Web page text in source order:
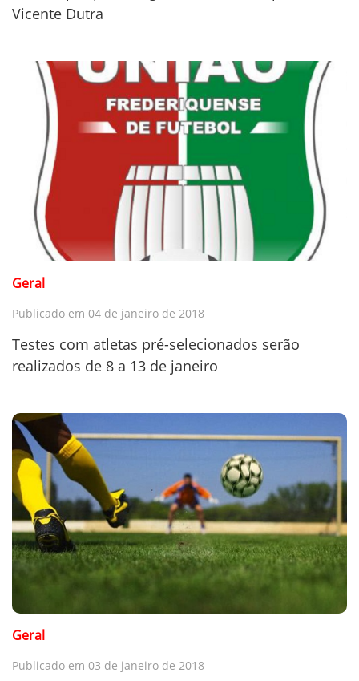
Vicente Dutra
Geral
Publicado em 04 de janeiro de 2018
Testes com atletas pré-selecionados serão
realizados de 8 a 13 de janeiro
Geral
Publicado em 03 de janeiro de 2018